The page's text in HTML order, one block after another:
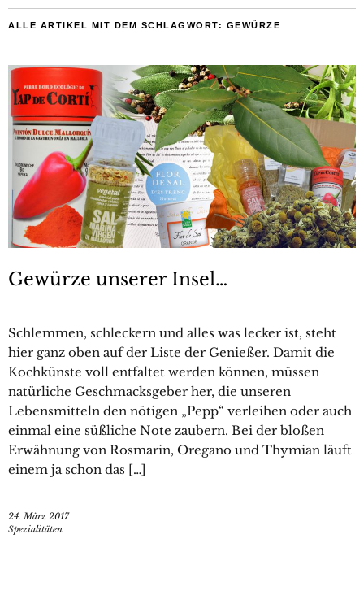
ALLE ARTIKEL MIT DEM SCHLAGWORT: GEWÜRZE
Gewürze unserer Insel…
Schlemmen, schleckern und alles was lecker ist, steht
hier ganz oben auf der Liste der Genießer. Damit die
Kochkünste voll entfaltet werden können, müssen
natürliche Geschmacksgeber her, die unseren
Lebensmitteln den nötigen „Pepp“ verleihen oder auch
einmal eine süßliche Note zaubern. Bei der bloßen
Erwähnung von Rosmarin, Oregano und Thymian läuft
einem ja schon das […]
24. März 2017
Spezialitäten